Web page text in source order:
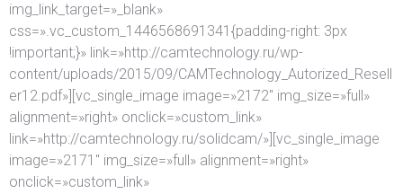
img_link_target=»_blank»
css=».vc_custom_1446568691341{padding-right: 3px
!important;}» link=»http://camtechnology.ru/wp-
content/uploads/2015/09/CAMTechnology_Autorized_Resell
er12.pdf»][vc_single_image image=»2172″ img_size=»full»
alignment=»right» onclick=»custom_link»
link=»http://camtechnology.ru/solidcam/»][vc_single_image
image=»2171″ img_size=»full» alignment=»right»
onclick=»custom_link»